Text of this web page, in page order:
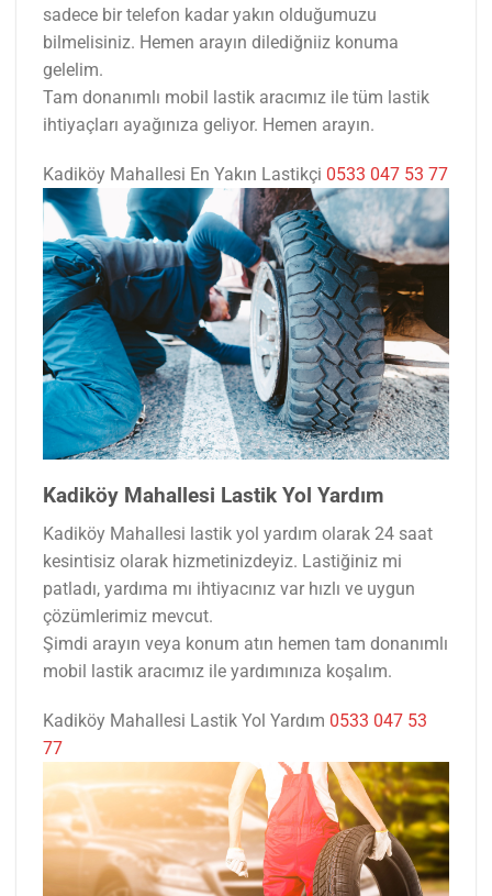
sadece bir telefon kadar yakın olduğumuzu
bilmelisiniz. Hemen arayın dilediğniiz konuma
gelelim.
Tam donanımlı mobil lastik aracımız ile tüm lastik
ihtiyaçları ayağınıza geliyor. Hemen arayın.
Kadiköy Mahallesi En Yakın Lastikçi 0533 047 53 77
Kadiköy Mahallesi Lastik Yol Yardım
Kadiköy Mahallesi lastik yol yardım olarak 24 saat
kesintisiz olarak hizmetinizdeyiz. Lastiğiniz mi
patladı, yardıma mı ihtiyacınız var hızlı ve uygun
çözümlerimiz mevcut.
Şimdi arayın veya konum atın hemen tam donanımlı
mobil lastik aracımız ile yardımınıza koşalım.
Kadiköy Mahallesi Lastik Yol Yardım 0533 047 53
77